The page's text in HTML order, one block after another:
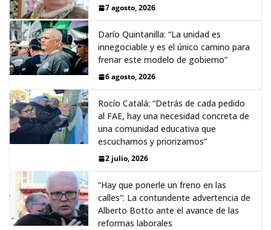
7 agosto, 2026
Darío Quintanilla: “La unidad es
innegociable y es el único camino para
frenar este modelo de gobierno”
6 agosto, 2026
Rocío Catalá: “Detrás de cada pedido
al FAE, hay una necesidad concreta de
una comunidad educativa que
escuchamos y priorizamos”
2 julio, 2026
“Hay que ponerle un freno en las
calles”: La contundente advertencia de
Alberto Botto ante el avance de las
reformas laborales